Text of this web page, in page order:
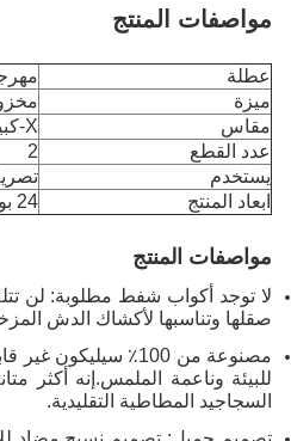
مواصفات المنتج
عطلة
ميزة
مقاس
X-كبير
عدد القطع
2
يستخدم
ابعاد المنتج
24 بوصة طول × 16 بوصة عرضًا
مواصفات المنتج
لا توجد أكواب شفط مطلوبة: لن
صقلها وتناسبها لأكشاك الدش
مصنوعة من 100٪ سيليكون
للبيئة وناعمة الملمس.إنه أكثر
السجاجيد المطاطية التقليدية.